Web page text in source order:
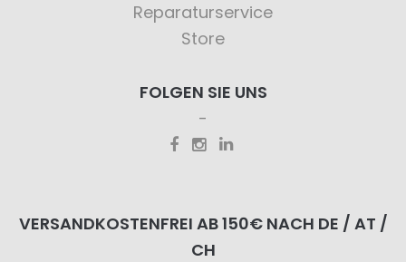
Reparaturservice
Store
FOLGEN SIE UNS
VERSANDKOSTENFREI AB 150€ NACH DE / AT /
CH